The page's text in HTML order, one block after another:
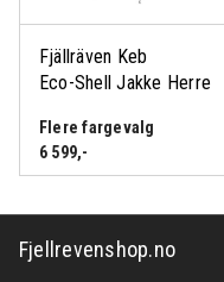
Logg inn eller bli medlem
Fjällräven Keb
Eco-Shell Jakke Herre
Flere fargevalg
6 599,-
Fjellrevenshop.no